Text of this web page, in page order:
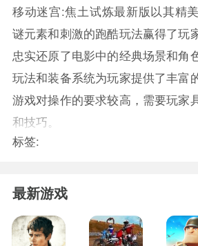
移动迷宫:焦土试炼最新版以其精
谜元素和刺激的跑酷玩法赢得了玩
忠实还原了电影中的经典场景和角
玩法和装备系统为玩家提供了丰富
游戏对操作的要求较高，需要玩家
和技巧。
标签:
最新游戏